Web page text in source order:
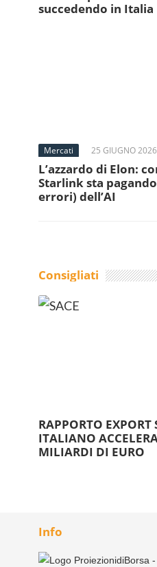
succedendo in Italia
Mercati 25 GIUGNO 2026
L’azzardo di Elon:
Starlink sta
errori) dell’AI
Consigliati
RAPPORTO EXPORT
ITALIANO
MILIARDI DI EURO
Info